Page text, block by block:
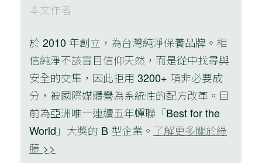
本文作者
於 2010 年創立，為台灣純淨保養品牌。相
信純淨不該盲目信仰天然，而是從中找尋與
安全的交集，因此拒用 3200+ 項非必要成
分，被國際媒體譽為系統性的配方改革。目
前為亞洲唯一連續五年蟬聯「Best for the
World」大獎的 B 型企業。 了解更多關於綠
藤 >>